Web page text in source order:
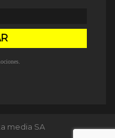
media SA